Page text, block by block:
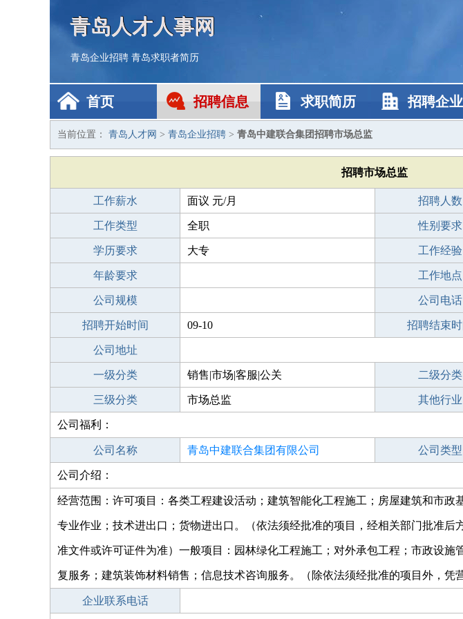
青岛人才人事网
青岛企业招聘 青岛求职者简历
首页 招聘信息 求职简历 招聘企业
当前位置： 青岛人才网 > 青岛企业招聘 > 青岛中建联合集团招聘市场总监
招聘市场总监
工作薪水 面议 元/月 招聘人数
工作类型 全职 性别要求
学历要求 大专 工作经验
年龄要求 工作地点
公司规模 公司电话
招聘开始时间 09-10 招聘结束
公司地址
一级分类 销售|市场|客服|公关 二级分类
三级分类 市场总监 其他行业
公司福利：
公司名称 青岛中建联合集团有限公司 公司类型
公司介绍：
经营范围：许可项目：各类工程建设活动；建筑智能化工程施工；房屋建筑和市政
专业作业；技术进出口；货物进出口。（依法须经批准的项目，经相关部门批准后
准文件或许可证件为准）一般项目：园林绿化工程施工；对外承包工程；市政设施
复服务；建筑装饰材料销售；信息技术咨询服务。（除依法须经批准的项目外，凭
企业联系电话